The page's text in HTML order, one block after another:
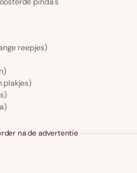
reepjes)
plakjes)
na de advertentie